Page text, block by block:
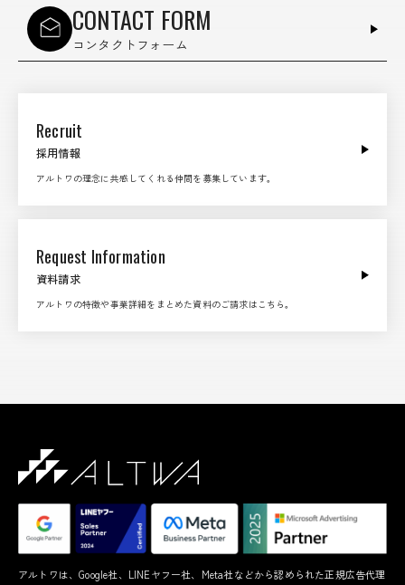
CONTACT FORM
コンタクトフォーム
Recruit
採用情報
アルトワの理念に共感してくれる仲間を募集しています。
Request Information
資料請求
アルトワの特徴や事業詳細をまとめた資料のご請求はこちら。
アルトワは、Google社、LINEヤフー社、Meta社などから認められた正規広告代理